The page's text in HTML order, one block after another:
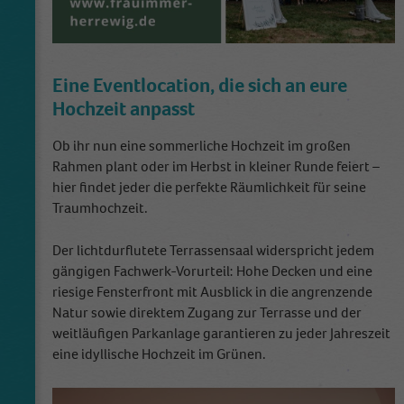
Eine Eventlocation, die sich an eure
Hochzeit anpasst
Ob ihr nun eine sommerliche Hochzeit im großen
Rahmen plant oder im Herbst in kleiner Runde feiert –
hier findet jeder die perfekte Räumlichkeit für seine
Traumhochzeit.
Der lichtdurflutete Terrassensaal widerspricht jedem
gängigen Fachwerk-Vorurteil: Hohe Decken und eine
riesige Fensterfront mit Ausblick in die angrenzende
Natur sowie direktem Zugang zur Terrasse und der
weitläufigen Parkanlage garantieren zu jeder Jahreszeit
eine idyllische Hochzeit im Grünen.